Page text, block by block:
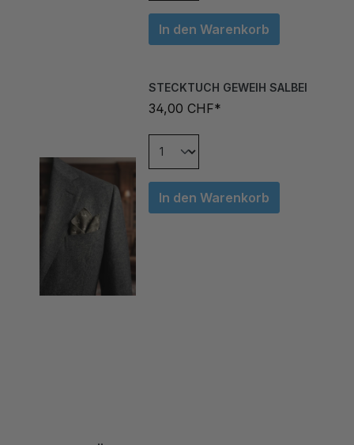
In den Warenkorb
34,00 CHF*
In den Warenkorb